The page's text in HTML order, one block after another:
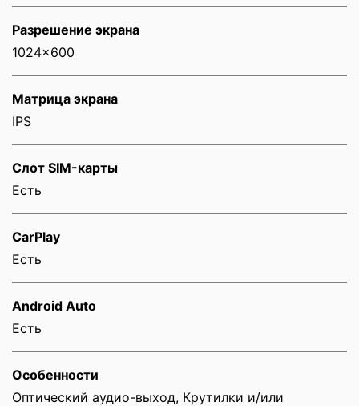
Разрешение экрана
1024x600
Матрица экрана
IPS
Слот SIM-карты
Eсть
CarPlay
Есть
Android Auto
Есть
Особенности
Оптический аудио-выход, Крутилки и/или